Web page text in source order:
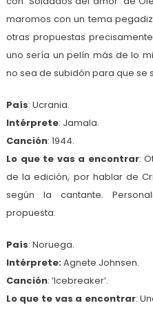
maromos con un tema
otras propuestas
uno sería un pelín más de lo
no sea de subidón para que se
País: Ucrania.
Intérprete: Jamala.
Canción: 1944.
Lo que te vas a encontrar:
de la edición, por hablar de
según la cantante.
propuesta.
País: Noruega.
Intérprete:Agnete Johnsen.
Canción: ‘Icebreaker’.
Lo que te vas a encontrar: